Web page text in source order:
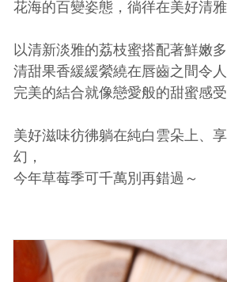
花海的百變姿態，徜徉在美好清雅
以清新淡雅的荔枝蜜搭配著鮮嫩多
清甜果香緩緩縈繞在唇齒之間令
完美的結合就像戀愛般的甜蜜感受
美好滋味彷彿躺在純白雲朵上、
幻，
今年草莓季可千萬別再錯過～